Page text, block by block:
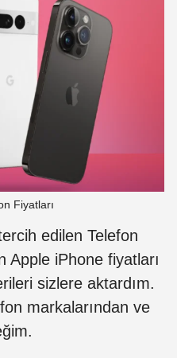
Fiyatları
edilen Telefon
Apple iPhone fiyatları
sizlere aktardım.
markalarından ve